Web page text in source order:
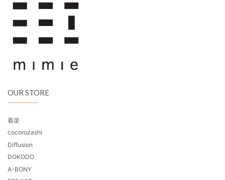
OUR STORE
着楽
cocorozashi
Diffusion
DOKODO
A-BONY